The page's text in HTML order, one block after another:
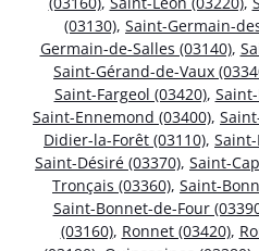
(03130), Saint-Germain-
Germain-de-Salles (03140),
Saint-Gérand-de-Vaux
Saint-Fargeol (03420),
Saint-Ennemond (03400),
Didier-la-Forêt (03110),
Saint-Désiré (03370), Saint-
Tronçais (03360), Saint-
Saint-Bonnet-de-Four
(03160), Ronnet (03420),